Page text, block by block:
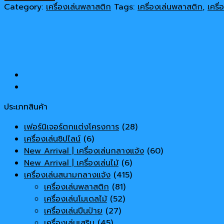
คอ
Category: เครื่องเล่นพลาสติก Tags: เครื่องเล่นพลาสติก, เครื่
ประเภทสินค้า
เฟอร์นิเจอร์ตกแต่งโครงการ (28)
เครื่องเล่นซิปไลน์ (6)
New Arrival | เครื่องเล่นกลางแจ้ง (60)
New Arrival | เครื่องเล่นไม้ (6)
เครื่องเล่นสนามกลางแจ้ง (415)
เครื่องเล่นพลาสติก (81)
เครื่องเล่นโมเดลไม้ (52)
เครื่องเล่นปีนป่าย (27)